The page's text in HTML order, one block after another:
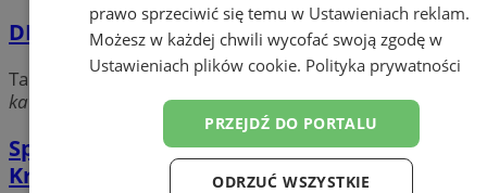
DREWMARK tartak schody
Tartaki
katowicka, 43-180 Orzesze
Specjalistyczna Praktyka Spawalnicza
Krzysztof Klos
prawo sprzeciwić się temu w Ustawieniach reklam.
Możesz w każdej chwili wycofać swoją zgodę w
Ustawieniach plików cookie. Polityka prywatności
PRZEJDŹ DO PORTALU
ODRZUĆ WSZYSTKIE